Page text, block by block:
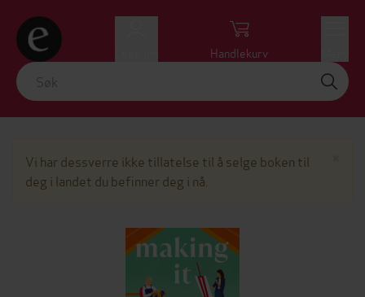
Handlekurv
Vi har dessverre ikke tillatelse til å selge boken til
deg i landet du befinner deg i nå.